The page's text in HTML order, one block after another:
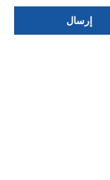
إرسال